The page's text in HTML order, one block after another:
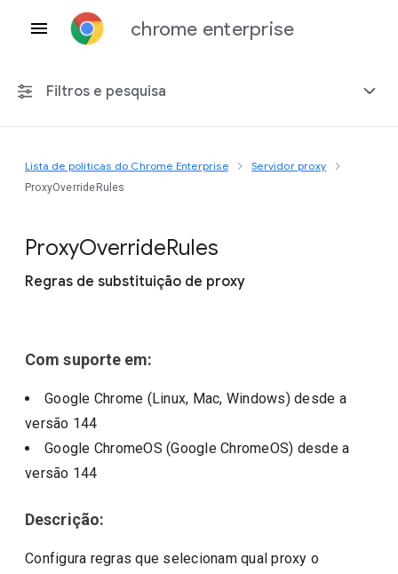
chrome enterprise
Filtros e pesquisa
Qualquer plataforma
Lista de políticas do Chrome Enterprise Servidor proxy
ProxyOverrideRules
ProxyOverrideRules
Regras de substituição de proxy
Com suporte em:
Google Chrome (Linux, Mac, Windows)desde a
versão 144
Google ChromeOS (Google ChromeOS) desde a
versão 144
Descrição:
Configura regras que selecionam qual proxy o